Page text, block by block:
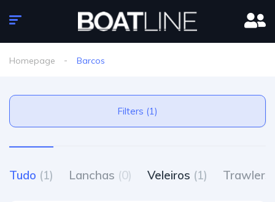
Homepage Barcos
Filters (1)
Tudo (1) Lanchas (0) Veleiros (1) Trawlers